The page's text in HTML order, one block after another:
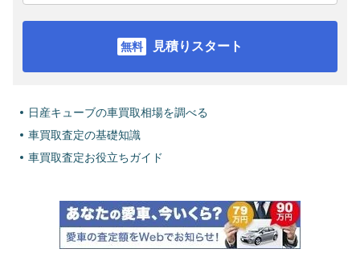
見積りスタート
日産キューブの車買取相場を調べる
車買取査定の基礎知識
車買取査定お役立ちガイド